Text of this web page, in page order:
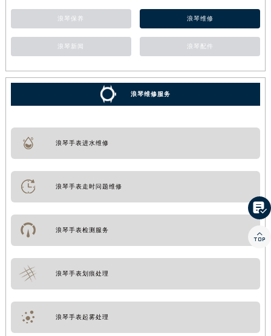
浪琴保养 浪琴维修
浪琴新闻 浪琴配件
浪琴维修服务
浪琴手表进水维修
浪琴手表走时问题维修
浪琴手表检测服务
浪琴手表划痕处理
浪琴手表起雾处理

